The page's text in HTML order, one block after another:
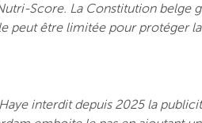
Score. La Constitution
peut être limitée pour protéger
interdit depuis 2025 la